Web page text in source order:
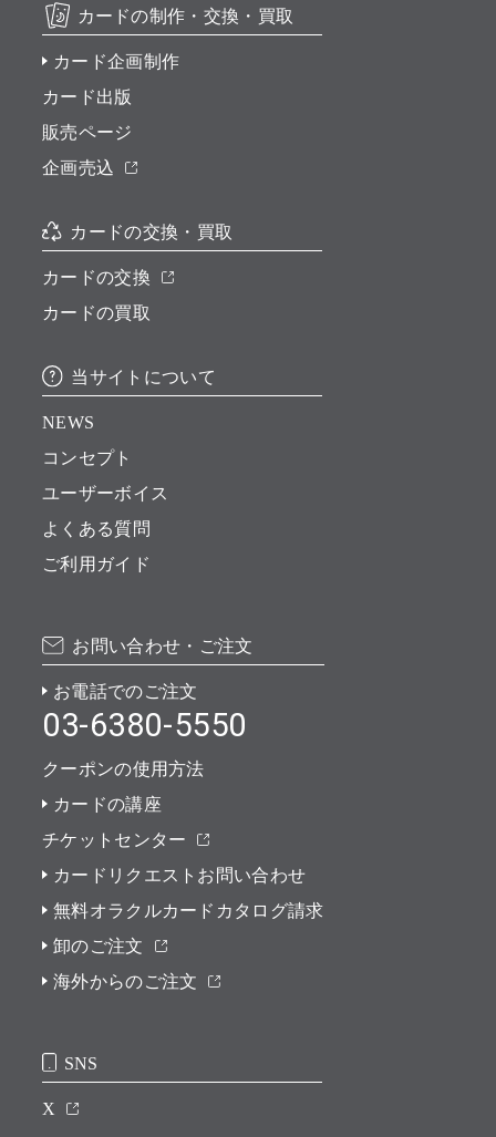
カードの制作・交換・買取
カード企画制作
カード出版
販売ページ
企画売込
カードの交換・買取
カードの交換
カードの買取
当サイトについて
NEWS
コンセプト
ユーザーボイス
よくある質問
ご利用ガイド
お問い合わせ・ご注文
お電話でのご注文
03-6380-5550
クーポンの使用方法
カードの講座
チケットセンター
カードリクエストお問い合わせ
無料オラクルカードカタログ請求
卸のご注文
海外からのご注文
SNS
X